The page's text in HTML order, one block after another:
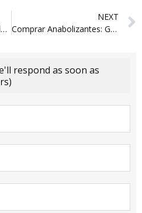
Eglence ve Kazancin Kapilarini Mariobet Giris ile Aralayin
NEXT
Comprar Anabolizantes: Guía Completa para la Adquisición Segura
respond as soon as